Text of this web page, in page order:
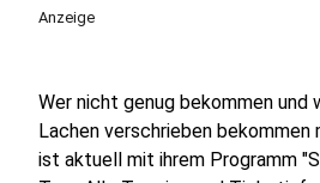
Anzeige
Wer nicht genug bekommen und
Lachen verschrieben bekommen
ist aktuell mit ihrem Programm